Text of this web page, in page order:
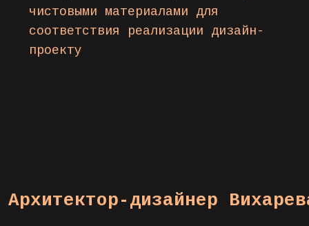
чистовыми материалами для
соответствия реализации дизайн-
проекту
Архитектор-дизайнер